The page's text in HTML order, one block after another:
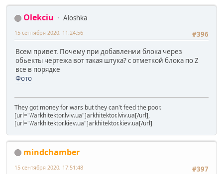
Olekciu
Aloshka
#396
15 сентября 2020, 11:24:56
Всем привет. Почему при добавлении блока через
обьекты чертежа вот такая штука? с отметкой блока по Z
все в порядке
Фото
They got money for wars but they can't feed the poor.
[url="//arkhitektor.lviv.ua"]arkhitektor.lviv.ua[/url],
[url="//arkhitektor.kiev.ua"]arkhitektor.kiev.ua[/url]
mindchamber
#397
15 сентября 2020, 17:51:48